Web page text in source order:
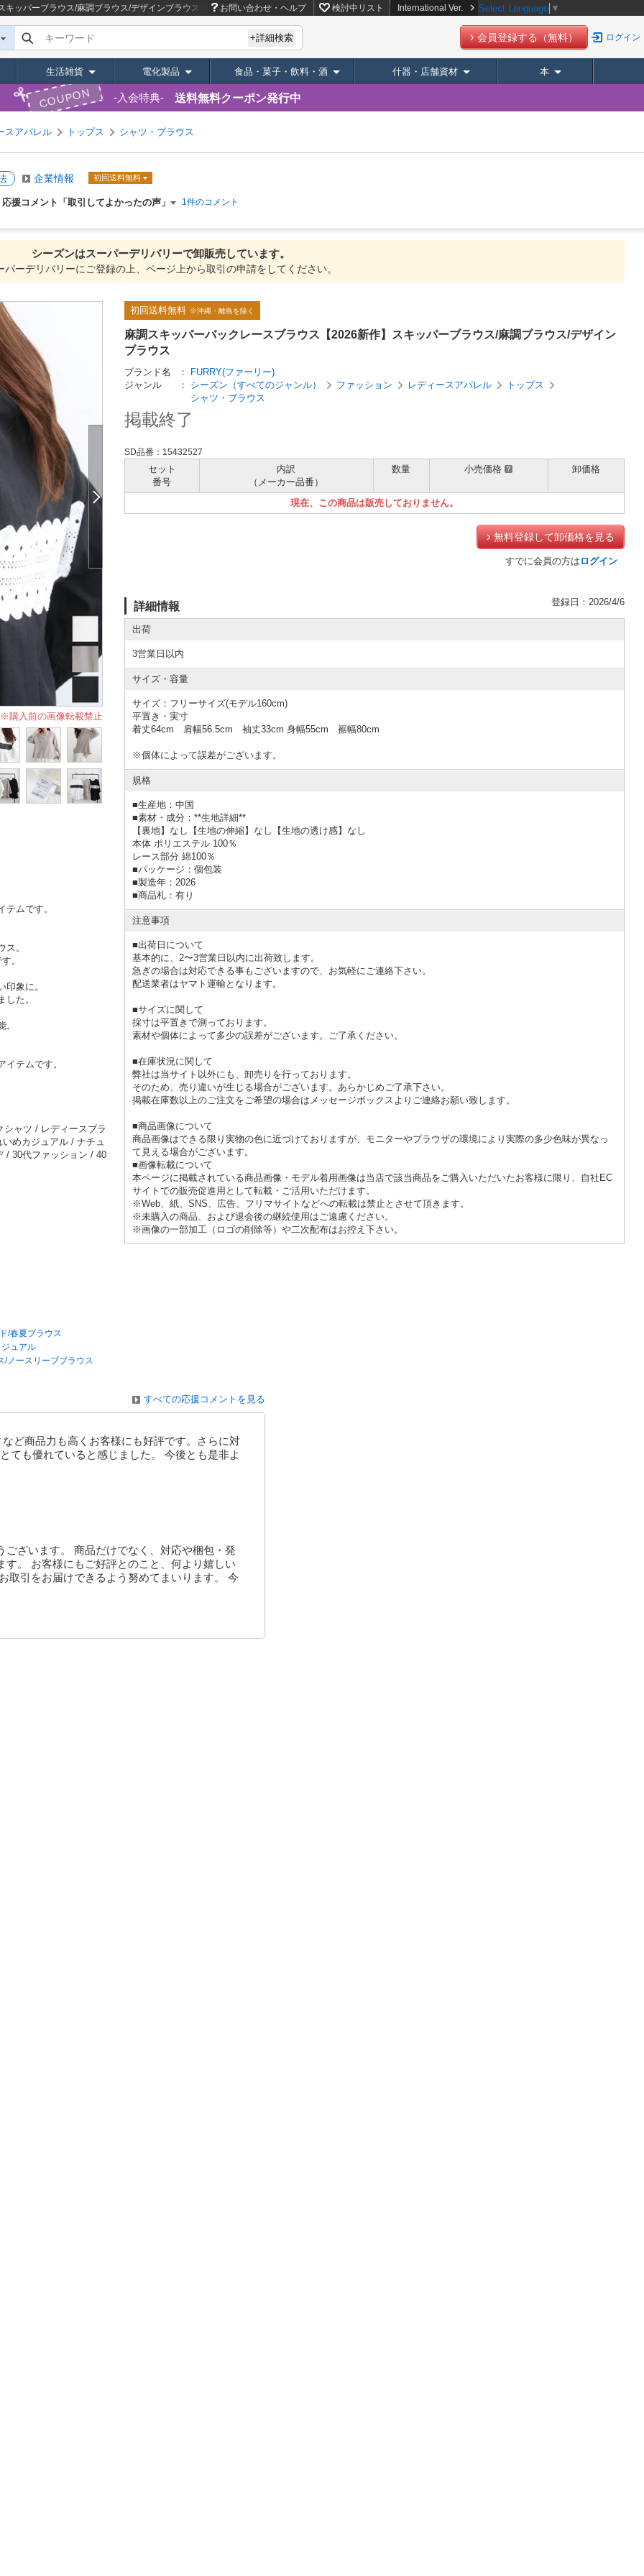
ッパーブラウス/麻調ブラウス/デザインブラウス 商品ページ｜卸・仕入れサイト【スーパーデリバリー】
お問い合わせ・ヘルプ 検討中リスト International Ver. Select Language ▼
キーワード +詳細検索 会員登録する（無料） ログイン
生活雑貨 電化製品 食品・菓子・飲料・酒 什器・店舗資材 本
COUPON 入会特典 送料無料クーポン発行中
スアパレル トップス シャツ・ブラウス
企業情報 初回送料無料
応援コメント「取引してよかったの声」 1件のコメント
シーズンはスーパーデリバリーで卸販売しています。
パーデリバリーにご登録の上、ページ上から取引の申請をしてください。
※購入前の画像転載禁止
テムです。
。
。
象に。
た。
テムです。
ャツ / レディースブラ
めカジュアル / ナチュ
/ 30代ファッション / 40
初回送料無料 ※沖縄・離島を除く
麻調スキッパーバックレースブラウス【2026新作】スキッパーブラウス/麻調ブラウス/デザイン
ブラウス
ブランド名 ：
FURRY(ファーリー)
ジャンル
： シーズン（すべてのジャンル） ファッション レディースアパレル
トップス
シャツ・ブラウス
掲載終了
SD品番：15432527
セット
番号
内訳
（メーカー品番）
数量 小売価格 卸価格
現在、この商品は販売しておりません。
無料登録して卸価格を見る
すでに会員の方は ログイン
詳細情報 登録日：2026/4/6
出荷
3営業日以内
サイズ・容量
サイズ：フリーサイズ(モデル160cm)
平置き・実寸
着丈64cm 肩幅56.5cm 袖丈33cm 身幅55cm 裾幅80cm
※個体によって誤差がございます。
規格
■生産地：中国
■素材・成分：**生地詳細**
【裏地】なし【生地の伸縮】なし【生地の透け感】なし
本体 ポリエステル 100％
レース部分 綿100％
■パッケージ：個包装
■製造年：2026
■商品札：有り
注意事項
■出荷日について
基本的に、2〜3営業日以内に出荷致します。
急ぎの場合は対応できる事もございますので、お気軽にご連絡下さい。
配送業者はヤマト運輸となります。
■サイズに関して
採寸は平置きで測っております。
素材や個体によって多少の誤差がございます。ご了承ください。
■在庫状況に関して
弊社は当サイト以外にも、卸売りを行っております。
そのため、売り違いが生じる場合がございます。あらかじめご了承下さい。
掲載在庫数以上のご注文をご希望の場合はメッセージボックスよりご連絡お願い致します。
■商品画像について
商品画像はできる限り実物の色に近づけておりますが、モニターやプラウザの環境により実際の多少色味が異なっ
て見える場合がございます。
■画像転載について
本ページに掲載されている商品画像・モデル着用画像は当店で該当商品をご購入いただいたお客様に限り、自社EC
サイトでの販売促進用として転載・ご活用いただけます。
※Web、紙、SNS、広告、フリマサイトなどへの転載は禁止とさせて頂きます。
※未購入の商品、および退会後の継続使用はご遠慮ください。
※画像の一部加工（ロゴの削除等）や二次配布はお控え下さい。
/春夏ブラウス
ュアル
ノースリーブブラウス
すべての応援コメントを見る
ど商品力も高くお客様にも好評です。さらに対
ても優れていると感じました。 今後とも是非よ
ざいます。 商品だけでなく、対応や梱包・発
。 お客様にもご好評とのこと、何より嬉しい
取引をお届けできるよう努めてまいります。 今